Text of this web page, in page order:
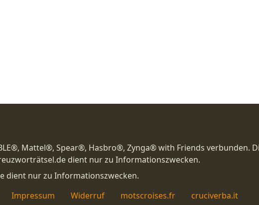
Mattel®, Spear®, Hasbro®, Zynga® with Friends verbunden.
dient nur zu Informationszwecken.
dient nur zu Informationszwecken.
Impressum Widerruf motscroises.fr cruciverba.it